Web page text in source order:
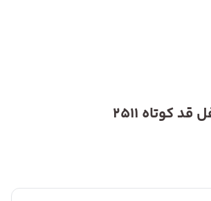
کوتاه 2511